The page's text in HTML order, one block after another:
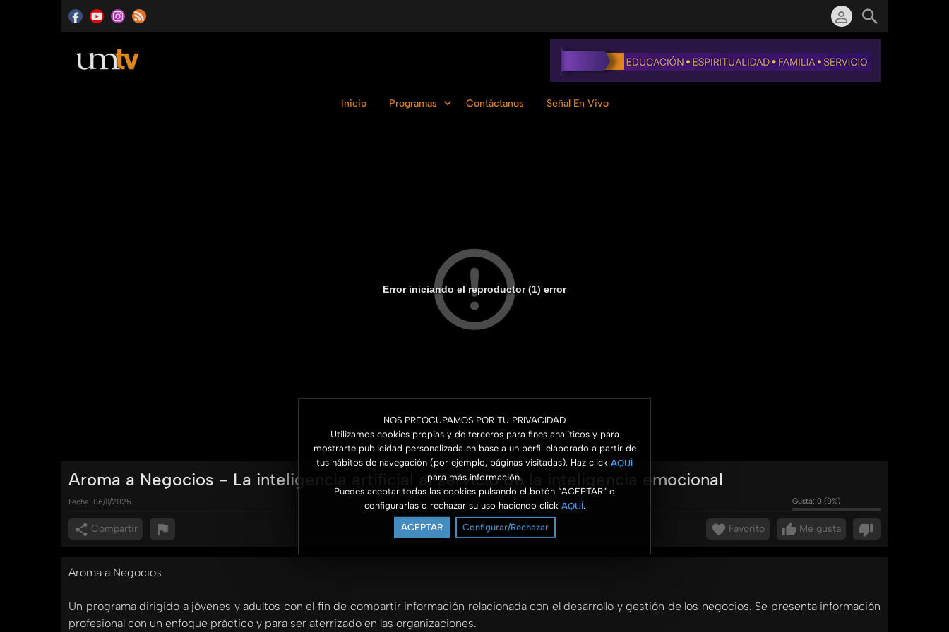
NOS PREOCUPAMOS POR TU PRIVACIDAD
Utilizamos cookies propias y de terceros para fines analíticos y para
mostrarte publicidad personalizada en base a un perfil elaborado a partir de
tus hábitos de navegación (por ejemplo, páginas visitadas). Haz click AQUÍ
para más información.
Puedes aceptar todas las cookies pulsando el botón “ACEPTAR” o
configurarlas o rechazar su uso haciendo click AQUÍ.
ACEPTAR Configurar/Rechazar
Inicio Programas Contáctanos Señal En Vivo
Error iniciando el reproductor (1) error
Aroma a Negocios - La inteligencia artificial al servicio de la inteligencia emocional
Fecha: 06/11/2025 Gusta: 0 (0%)
Compartir Me gusta
Favorito
Aroma a Negocios
Un programa dirigido a jóvenes y adultos con el fin de compartir información relacionada con el desarrollo y gestión de los negocios. Se presenta información
profesional con un enfoque práctico y para ser aterrizado en las organizaciones.